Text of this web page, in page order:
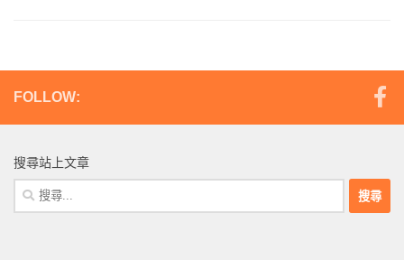
FOLLOW:
搜尋站上文章
搜
尋